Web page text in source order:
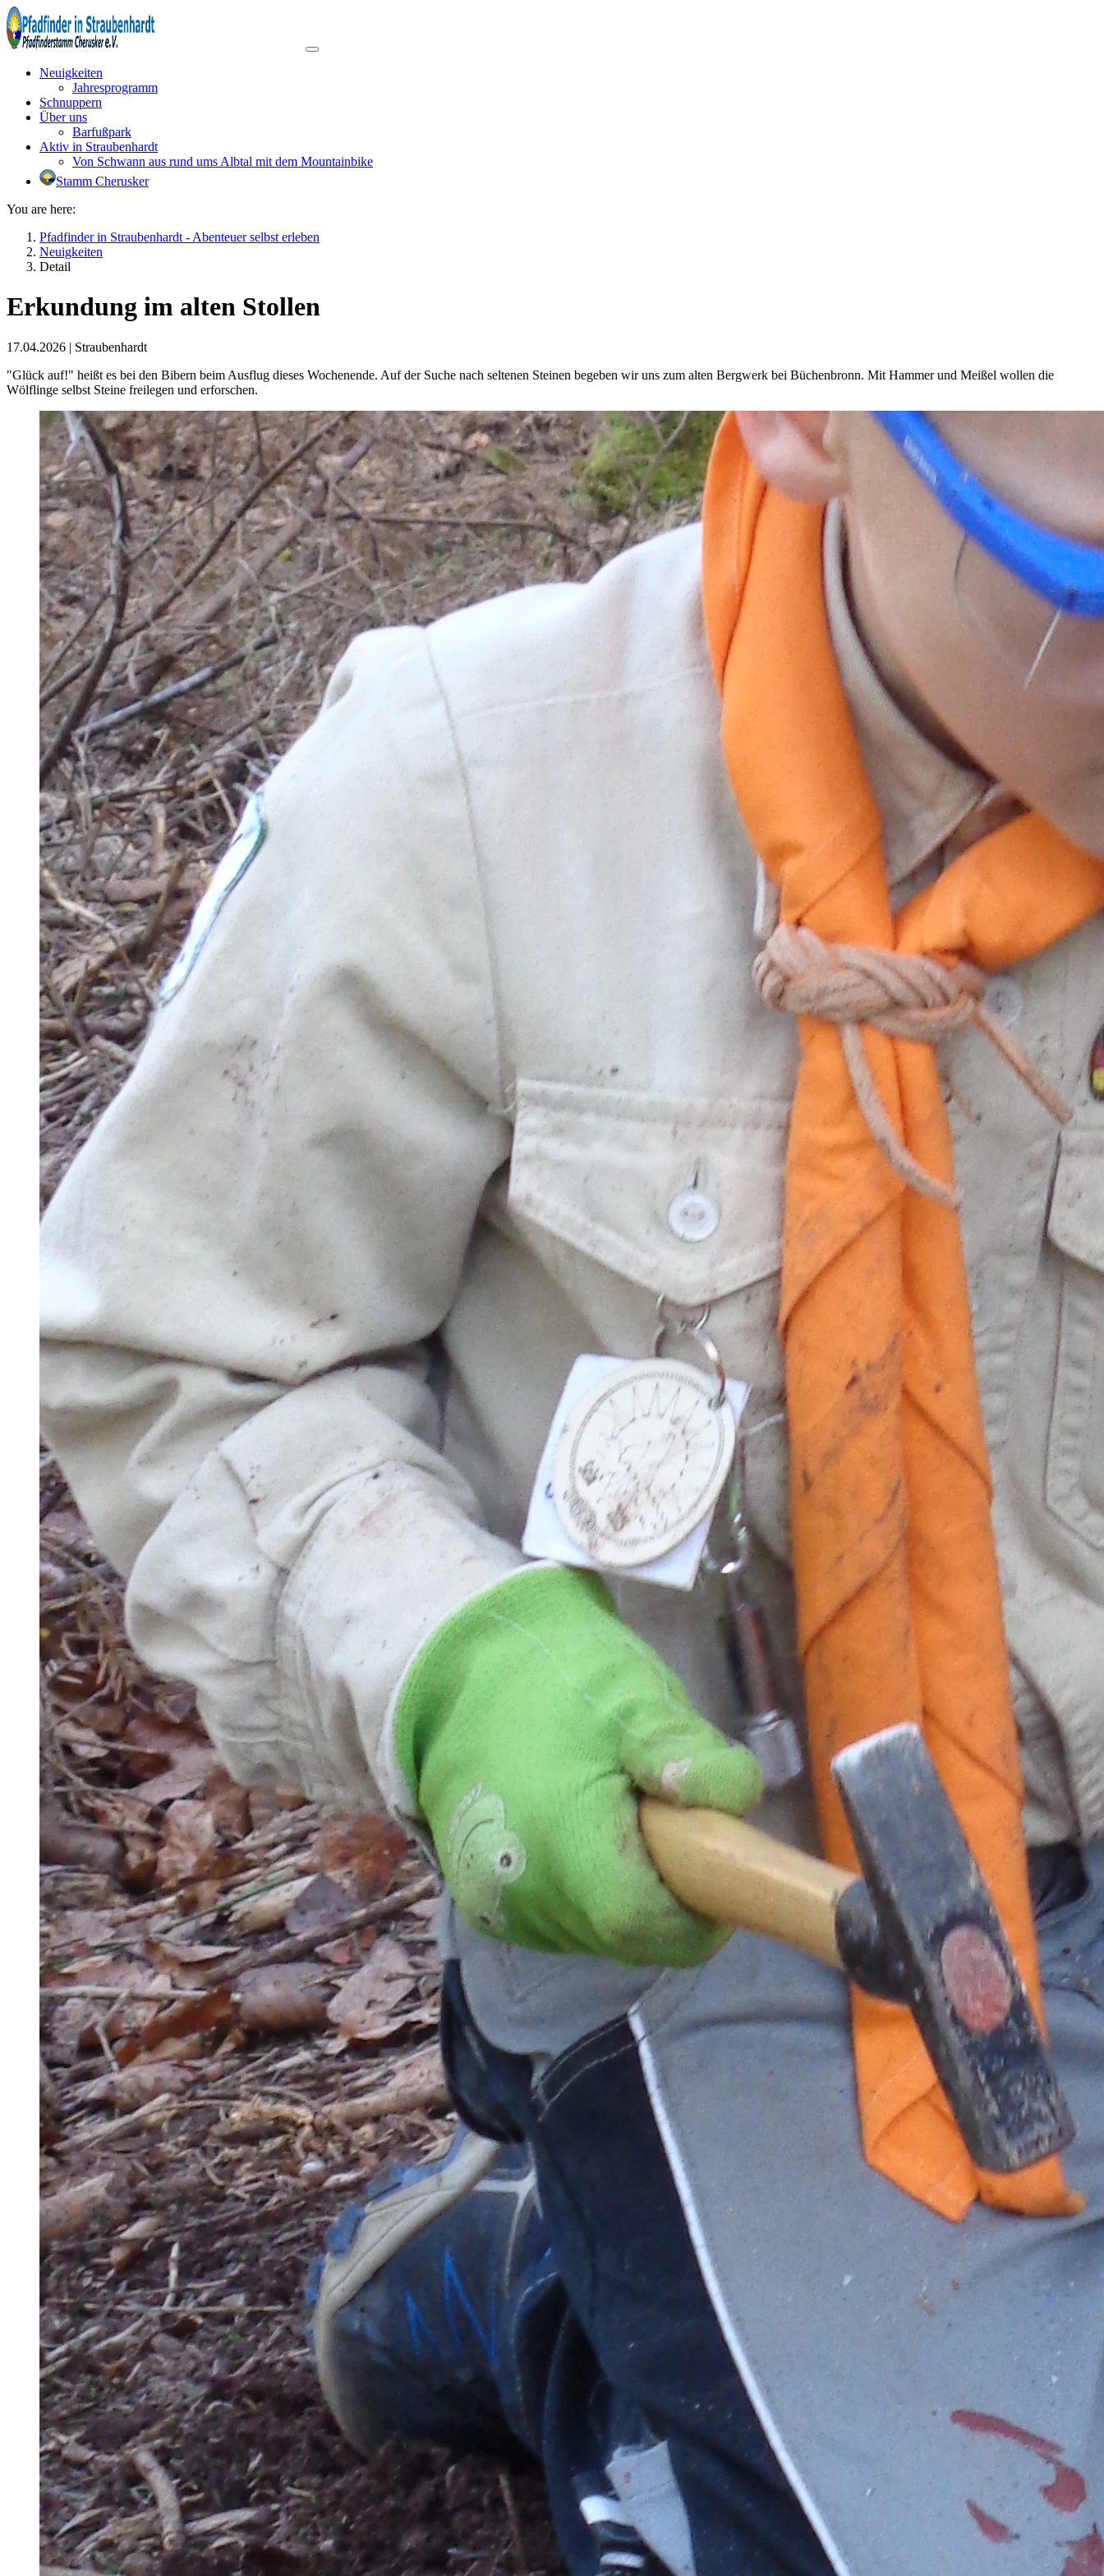
Neuigkeiten
Jahresprogramm
Schnuppern
Über uns
Barfußpark
Aktiv in Straubenhardt
Von Schwann aus rund ums Albtal mit dem Mountainbike
Stamm Cherusker
You are here:
Pfadfinder in Straubenhardt - Abenteuer selbst erleben
Neuigkeiten
Detail
Erkundung im alten Stollen
17.04.2026 | Straubenhardt
"Glück auf!" heißt es bei den Bibern beim Ausflug dieses Wochenende. Auf der Suche nach seltenen Steinen begeben wir uns zum alten Bergwerk bei Büchenbronn. Mit Hammer und Meißel wollen die
Wölflinge selbst Steine freilegen und erforschen.